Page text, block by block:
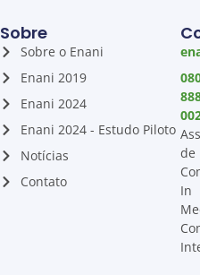
Sobre
Sobre o Enani
Enani 2019
Enani 2024
Enani 2024 - Estudo Piloto
Notícias
Contato
de
In